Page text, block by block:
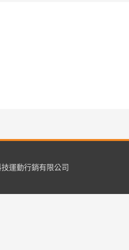
運動行銷有限公司